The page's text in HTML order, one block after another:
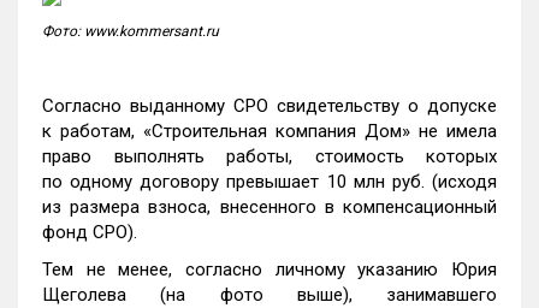
Фото: www.kommersant.ru
Согласно выданному СРО свидетельству о допуске
к работам, «Строительная компания Дом» не имела
право выполнять работы, стоимость которых
по одному договору превышает 10 млн руб. (исходя
из размера взноса, внесенного в компенсационный
фонд СРО).
Тем не менее, согласно личному указанию Юрия
Щеголева (на фото выше), занимавшего